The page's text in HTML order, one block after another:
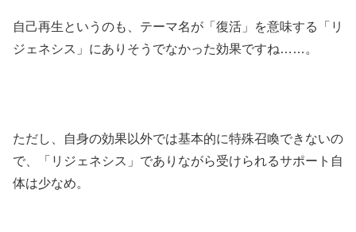
自己再生というのも、テーマ名が「復活」を意味する「リ
ジェネシス」にありそうでなかった効果ですね……。
ただし、自身の効果以外では基本的に特殊召喚できないの
で、「リジェネシス」でありながら受けられるサポート自
体は少なめ。